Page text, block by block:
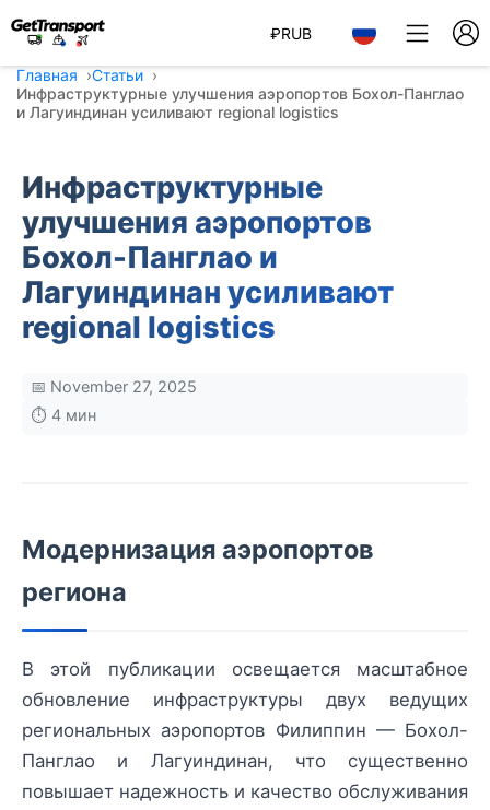
₽RUB
Главная
Статьи
Инфраструктурные улучшения аэропортов Бохол-Панглао
и Лагуиндинан усиливают regional logistics
Инфраструктурные
улучшения аэропортов
Бохол-Панглао и
Лагуиндинан усиливают
regional logistics
📅 November 27, 2025
⏱️ 4 мин
Модернизация аэропортов
региона
В этой публикации освещается масштабное
обновление инфраструктуры двух ведущих
региональных аэропортов Филиппин — Бохол-
Панглао и Лагуиндинан, что существенно
повышает надежность и качество обслуживания